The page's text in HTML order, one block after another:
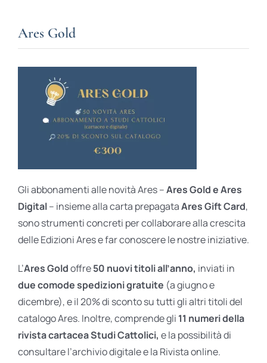
Ares Gold
Gli abbonamenti alle novità Ares –Ares Gold e Ares
Digital– insieme alla carta prepagataAres Gift Card,
sono strumenti concreti per collaborare alla crescita
delle Edizioni Ares e far conoscere le nostre iniziative.
L’Ares Goldoffre50 nuovi titoli all’anno, inviati in
due comode spedizioni gratuite (a giugno e
dicembre), e il 20% di sconto su tutti gli altri titoli del
catalogo Ares. Inoltre, comprende gli 11 numeri della
rivista cartacea Studi Cattolici, e la possibilità di
consultare l’archivio digitale e la Rivista online.